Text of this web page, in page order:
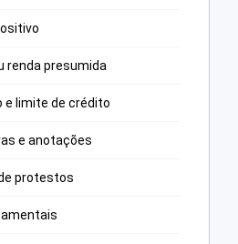
renda presumida
e limite de crédito
e anotações
protestos